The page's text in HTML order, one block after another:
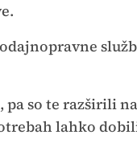
so te razširili
lahko